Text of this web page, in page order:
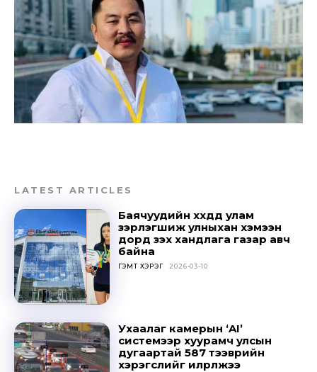
Don't miss
SUBSCRIBE
LATEST ARTICLES
Баячуудийн хүүхдүүд улам
зэрлэгшиж улныхан хэмээн
дорд үзэх хандлага газар авч
байна
ГЭМТ ХЭРЭГ 2026-03-10
Ухаалаг камерын ‘AI’
системээр хуурамч улсын
дугаартай 587 тээврийн
хэрэгслийг илрүүлжээ